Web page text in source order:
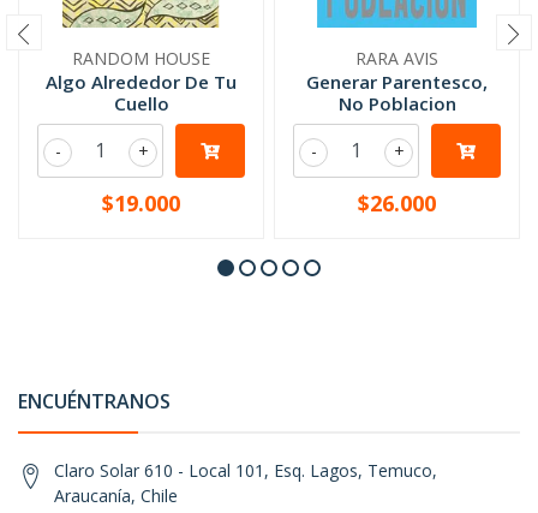
RANDOM HOUSE
Algo Alrededor De Tu
Cuello
+
-
$19.000
RARA AVIS
Generar Parentesco,
No Poblacion
+
-
$26.000
ENCUÉNTRANOS
Claro Solar 610 - Local 101, Esq. Lagos, Temuco,
Araucanía, Chile